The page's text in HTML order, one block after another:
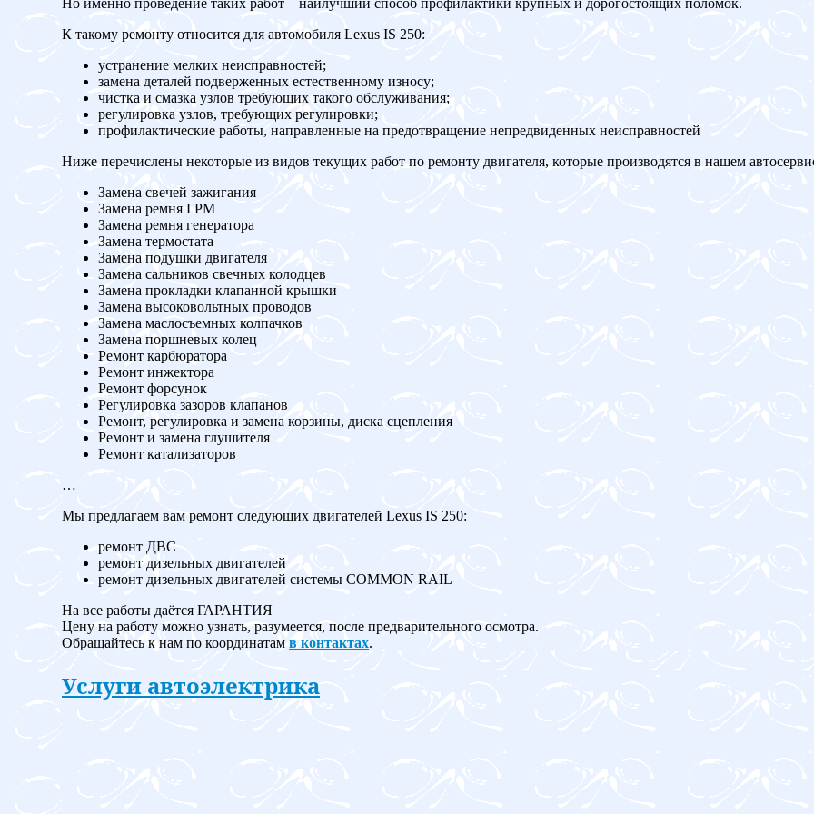
Но именно проведение таких работ – наилучший способ профилактики крупных и дорогостоящих поломок.
К такому ремонту относится для автомобиля Lexus IS 250:
устранение мелких неисправностей;
замена деталей подверженных естественному износу;
чистка и смазка узлов требующих такого обслуживания;
регулировка узлов, требующих регулировки;
профилактические работы, направленные на предотвращение непредвиденных неисправностей
Ниже перечислены некоторые из видов текущих работ по ремонту двигателя, которые производятся в нашем
Замена свечей зажигания
Замена ремня ГРМ
Замена ремня генератора
Замена термостата
Замена подушки двигателя
Замена сальников свечных колодцев
Замена прокладки клапанной крышки
Замена высоковольтных проводов
Замена маслосъемных колпачков
Замена поршневых колец
Ремонт карбюратора
Ремонт инжектора
Ремонт форсунок
Регулировка зазоров клапанов
Ремонт, регулировка и замена корзины, диска сцепления
Ремонт и замена глушителя
Ремонт катализаторов
…
Мы предлагаем вам ремонт следующих двигателей Lexus IS 250:
ремонт ДВС
ремонт дизельных двигателей
ремонт дизельных двигателей системы COMMON RAIL
На все работы даётся ГАРАНТИЯ
Цену на работу можно узнать, разумеется, после предварительного осмотра.
Обращайтесь к нам по координатам в контактах.
Услуги автоэлектрика